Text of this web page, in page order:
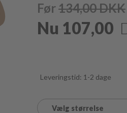
Før134,00DKK
Nu 107,00
Leveringstid: 1-2 dage
Vælg størrelse